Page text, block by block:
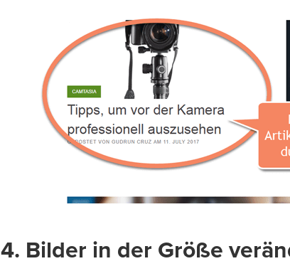
4. Bilder in der Größe